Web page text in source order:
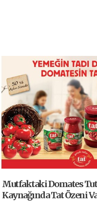
Mutfaktaki Domates
Kaynağında Tat Özeni